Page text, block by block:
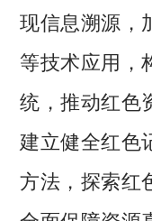
现信息溯源，
等技术应用，
统，推动红色
建立健全红色
方法，探索红